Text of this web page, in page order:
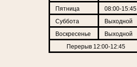
Пятница
08:00-15:45
Суббота
Выходной
Воскресенье
Выходной
Перерыв 12:00-12:45